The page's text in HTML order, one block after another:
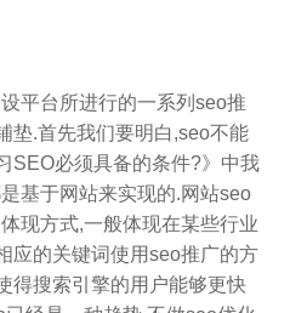
平台所进行的一系列seo推
垫.首先我们要明白,seo不能
SEO必须具备的条件?》中我
基于网站来实现的.网站seo
现方式,一般体现在某些行业
应的关键词使用seo推广的方
得搜索引擎的用户能够更快